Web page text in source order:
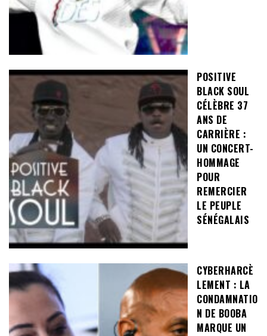
POSITIVE
BLACK SOUL
CÉLÈBRE 37
ANS DE
CARRIÈRE :
UN CONCERT-
HOMMAGE
POUR
REMERCIER
LE PEUPLE
SÉNÉGALAIS
CYBERHARCÈ
LEMENT : LA
CONDAMNATIO
N DE BOOBA
MARQUE UN